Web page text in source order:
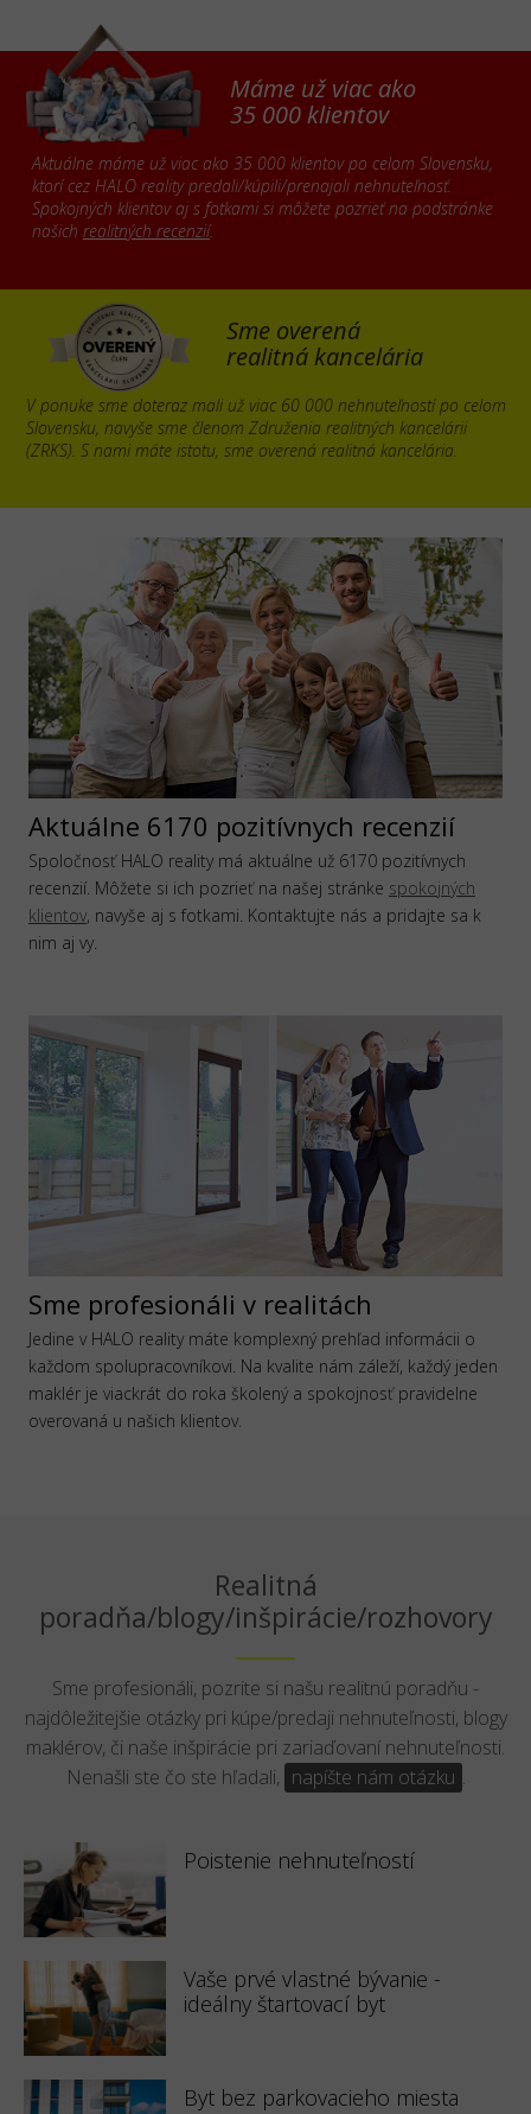
Máme už viac ako
35 000 klientov
Aktuálne máme už viac ako 35 000 klientov po celom Slovensku,
ktorí cez HALO reality predali/kúpili/prenajali nehnuteľnosť.
Spokojných klientov aj s fotkami si môžete pozrieť na podstránke
našich realitných recenzií.
Sme overená
realitná kancelária
V ponuke sme doteraz mali už viac 60 000 nehnuteľností po celom
Slovensku, navyše sme členom Združenia realitných kancelárii
(ZRKS). S nami máte istotu, sme overená realitná kancelária.
Aktuálne 6170 pozitívnych recenzií
Spoločnosť HALO reality má aktuálne už 6170 pozitívnych
recenzií. Môžete si ich pozrieť na našej stránke spokojných
klientov, navyše aj s fotkami. Kontaktujte nás a pridajte sa k
nim aj vy.
Sme profesionáli v realitách
Jedine v HALO reality máte komplexný prehľad informácii o
každom spolupracovníkovi. Na kvalite nám záleží, každý jeden
maklér je viackrát do roka školený a spokojnosť pravidelne
overovaná u našich klientov.
Realitná
poradňa/blogy/inšpirácie/rozhovory
Sme profesionáli, pozrite si našu realitnú poradňu -
najdôležitejšie otázky pri kúpe/predaji nehnuteľnosti, blogy
maklérov, či naše inšpirácie pri zariaďovaní nehnuteľnosti.
Nenašli ste čo ste hľadali, napíšte nám otázku .
Poistenie nehnuteľností
Vaše prvé vlastné bývanie -
ideálny štartovací byt
Byt bez parkovacieho miesta